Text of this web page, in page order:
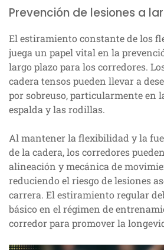
Prevención de lesiones a
El estiramiento constante de los
juega un papel vital en la
largo plazo para los corredores.
cadera tensos pueden llevar a
por sobreuso, particularmente en
espalda y las rodillas.
Al mantener la flexibilidad y la
de la cadera, los corredores
alineación y mecánica de
reduciendo el riesgo de lesiones
carrera. El estiramiento regular
básico en el régimen de
corredor para promover la